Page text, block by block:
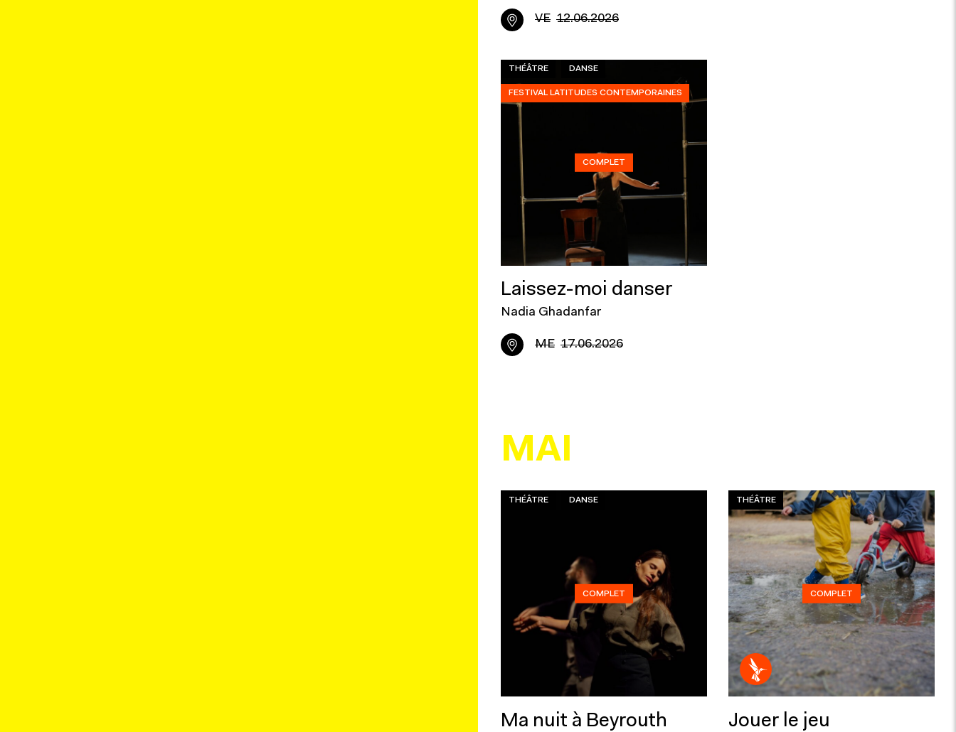
VE 12.06.2026
COMPLET
THÉÂTRE DANSE
FESTIVAL LATITUDES CONTEMPORAINES
Laissez-moi danser
Nadia Ghadanfar
ME 17.06.2026
MAI
COMPLET
THÉÂTRE DANSE
Ma nuit à Beyrouth
COMPLET
THÉÂTRE
Jouer le jeu